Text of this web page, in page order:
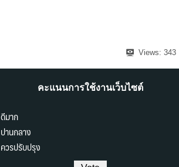
Views: 343
คะแนนการใช้งานเว็บไซต์
ดีมาก
ปานกลาง
ควรปรับปรุง